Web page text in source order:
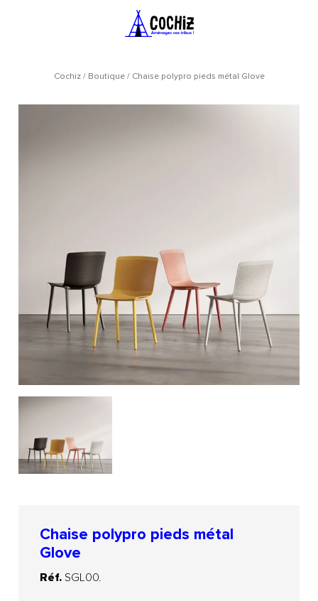
Cochiz/ Boutique/ Chaise polypro pieds métal Glove
Chaise polypro pieds métal
Glove
Réf. SGL00.